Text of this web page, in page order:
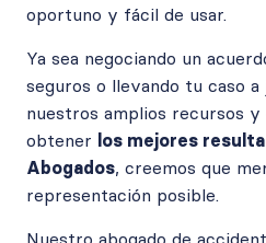
oportuno y fácil de usar.
Ya sea negociando un
seguros o llevando tu caso a
nuestros amplios recursos y
obtener los mejores
Abogados, creemos que
representación posible.